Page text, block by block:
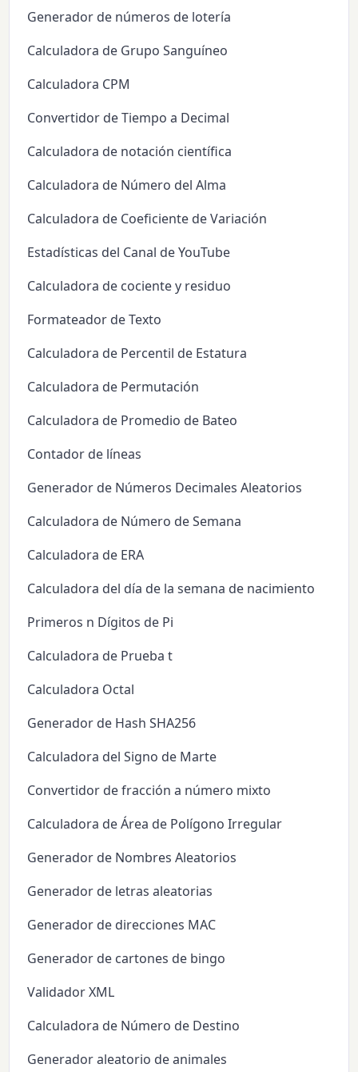
Generador de números de lotería
Calculadora de Grupo Sanguíneo
Calculadora CPM
Convertidor de Tiempo a Decimal
Calculadora de notación científica
Calculadora de Número del Alma
Calculadora de Coeficiente de Variación
Estadísticas del Canal de YouTube
Calculadora de cociente y residuo
Formateador de Texto
Calculadora de Percentil de Estatura
Calculadora de Permutación
Calculadora de Promedio de Bateo
Contador de líneas
Generador de Números Decimales Aleatorios
Calculadora de Número de Semana
Calculadora de ERA
Calculadora del día de la semana de nacimiento
Primeros n Dígitos de Pi
Calculadora de Prueba t
Calculadora Octal
Generador de Hash SHA256
Calculadora del Signo de Marte
Convertidor de fracción a número mixto
Calculadora de Área de Polígono Irregular
Generador de Nombres Aleatorios
Generador de letras aleatorias
Generador de direcciones MAC
Generador de cartones de bingo
Validador XML
Calculadora de Número de Destino
Generador aleatorio de animales